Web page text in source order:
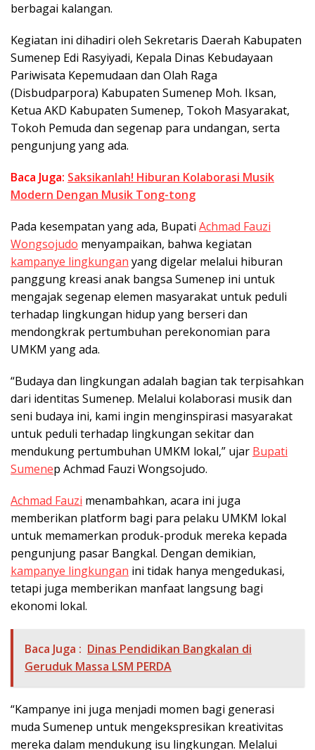
berbagai kalangan.
Kegiatan ini dihadiri oleh Sekretaris Daerah Kabupaten
Sumenep Edi Rasyiyadi, Kepala Dinas Kebudayaan
Pariwisata Kepemudaan dan Olah Raga
(Disbudparpora) Kabupaten Sumenep Moh. Iksan,
Ketua AKD Kabupaten Sumenep, Tokoh Masyarakat,
Tokoh Pemuda dan segenap para undangan, serta
pengunjung yang ada.
Baca Juga: Saksikanlah! Hiburan Kolaborasi Musik
Modern Dengan Musik Tong-tong
Pada kesempatan yang ada, Bupati Achmad Fauzi
Wongsojudo menyampaikan, bahwa kegiatan
kampanye lingkungan yang digelar melalui hiburan
panggung kreasi anak bangsa Sumenep ini untuk
mengajak segenap elemen masyarakat untuk peduli
terhadap lingkungan hidup yang berseri dan
mendongkrak pertumbuhan perekonomian para
UMKM yang ada.
“Budaya dan lingkungan adalah bagian tak terpisahkan
dari identitas Sumenep. Melalui kolaborasi musik dan
seni budaya ini, kami ingin menginspirasi masyarakat
untuk peduli terhadap lingkungan sekitar dan
mendukung pertumbuhan UMKM lokal,” ujar Bupati
Sumenep Achmad Fauzi Wongsojudo.
Achmad Fauzi menambahkan, acara ini juga
memberikan platform bagi para pelaku UMKM lokal
untuk memamerkan produk-produk mereka kepada
pengunjung pasar Bangkal. Dengan demikian,
kampanye lingkungan ini tidak hanya mengedukasi,
tetapi juga memberikan manfaat langsung bagi
ekonomi lokal.
Baca Juga : Dinas Pendidikan Bangkalan di
Geruduk Massa LSM PERDA
“Kampanye ini juga menjadi momen bagi generasi
muda Sumenep untuk mengekspresikan kreativitas
mereka dalam mendukung isu lingkungan. Melalui